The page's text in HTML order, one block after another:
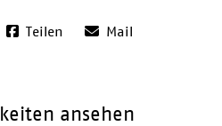
Teilen Mail
ansehen